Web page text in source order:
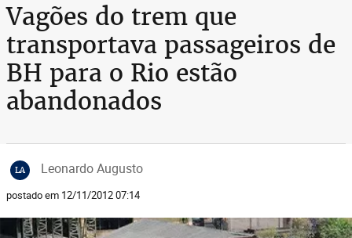
Vagões do trem que
transportava passageiros de
BH para o Rio estão
abandonados
LA Leonardo Augusto
postado em 12/11/2012 07:14